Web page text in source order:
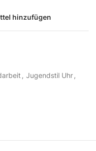
hinzufügen
, Jugendstil Uhr,